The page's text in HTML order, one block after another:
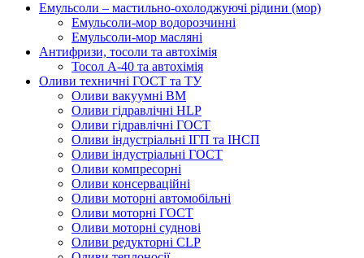
Емульсоли – мастильно-охолоджуючі рідини (мор)
Емульсоли-мор водорозчинні
Емульсоли-мор масляні
Антифризи, тосоли та автохімія
Тосол А-40 та автохімія
Оливи техничні ГОСТ та ТУ
Оливи вакуумні ВМ
Оливи гідравлічні HLP
Оливи гідравлічні ГОСТ
Оливи індустріальні ІГП та ІНСП
Оливи індустріальні ГОСТ
Оливи компресорні
Оливи консерваційні
Оливи моторні автомобільні
Оливи моторні ГОСТ
Оливи моторні суднові
Оливи редукторні CLP